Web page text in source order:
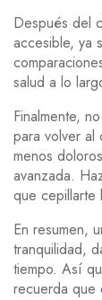
Después del
accesible, ya
salud a lo
Finalmente,
para volver al
menos
avanzada.
que cepillarte
En resumen,
tranquilidad,
tiempo. Así
recuerda que